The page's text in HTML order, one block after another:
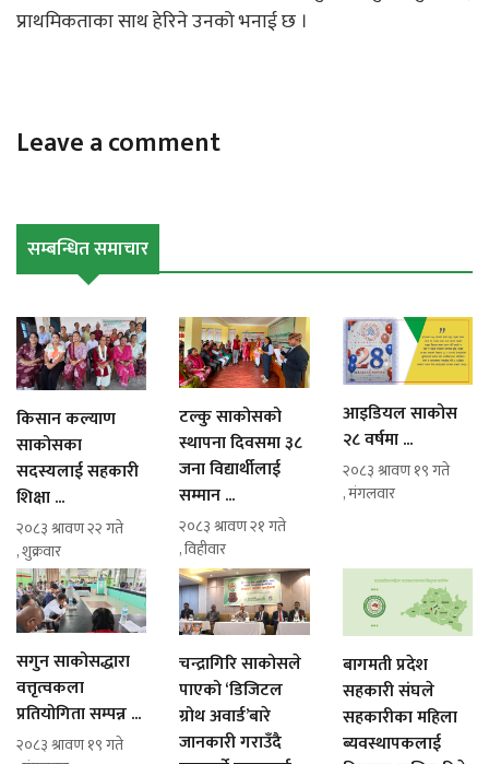
प्राथमिकताका साथ हेरिने उनको भनाई छ ।
Leave a comment
सम्बन्धित समाचार
किसान कल्याण
साकोसका
सदस्यलाई सहकारी
शिक्षा ...
२०८३ श्रावण २२ गते
, शुक्रवार
टल्कु साकोसको
स्थापना दिवसमा ३८
जना विद्यार्थीलाई
सम्मान ...
२०८३ श्रावण २१ गते
, विहीवार
आइडियल साकोस
२८ वर्षमा ...
२०८३ श्रावण १९ गते
, मंगलवार
सगुन साकोसद्धारा
वत्तृत्वकला
प्रतियोगिता सम्पन्न ...
२०८३ श्रावण १९ गते
चन्द्रागिरि साकोसले
पाएको ‘डिजिटल
ग्रोथ अवार्ड’बारे
जानकारी गराउँदै
बागमती प्रदेश
सहकारी संघले
सहकारीका महिला
ब्यवस्थापकलाई